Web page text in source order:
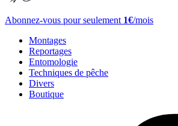
Abonnez-vous pour seulement 1€/mois
Montages
Reportages
Entomologie
Techniques de pêche
Divers
Boutique